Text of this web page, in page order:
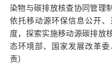
染物与碳排放核查协同管理
依托移动源环保信息公开
度，探索实施移动源碳排放
态环境部、国家发展改革
责）